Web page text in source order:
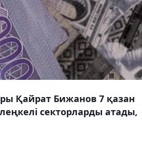
Қайрат Бижанов 7 қазан
секторларды атады,